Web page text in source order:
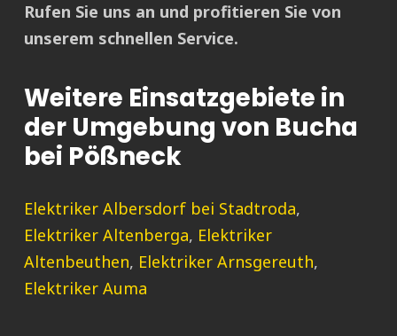
Rufen Sie uns an und profitieren Sie von
unserem schnellen Service.
Weitere Einsatzgebiete in
der Umgebung von Bucha
bei Pößneck
Elektriker Albersdorf bei Stadtroda,
Elektriker Altenberga, Elektriker
Altenbeuthen, Elektriker Arnsgereuth,
Elektriker Auma